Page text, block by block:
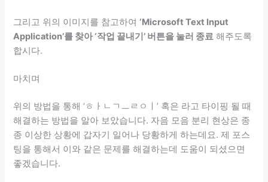
그리고 위의 이미지를 참고하여 ‘Microsoft Text Input
Application’를 찾아 ‘작업 끝내기’ 버튼을 눌러 종료 해주도록
합시다.
마치며
위의 방법을 통해 ‘ㅎㅏㄴㄱㅡㄹㅇㅣ’ 혹은 라고 타이핑 될 때
해결하는 방법을 알아 보았습니다. 자음 모음 분리 현상은 종
종 이상한 상황에 갑자기 일어나 당황하게 하는데요. 제 포스
팅을 통해서 이와 같은 문제를 해결하는데 도움이 되셨으면
좋겠습니다.